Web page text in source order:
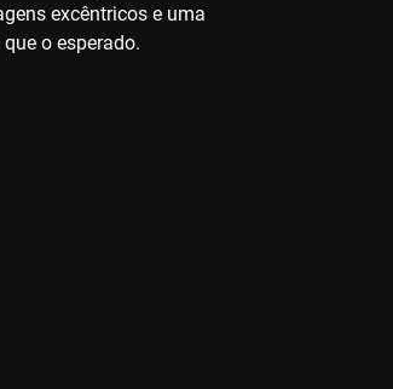
excêntricos e uma
o esperado.